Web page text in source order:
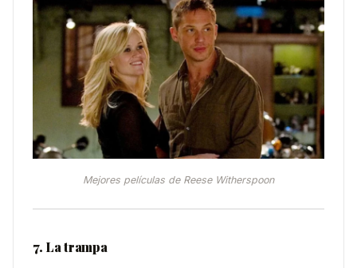
Mejores películas de Reese Witherspoon
7. La trampa